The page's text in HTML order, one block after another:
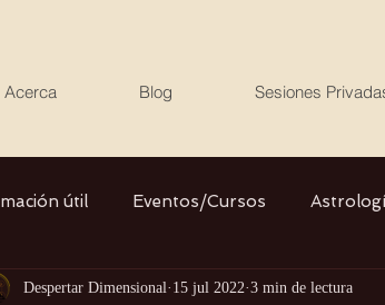
Acerca Blog Sesiones
útil Eventos/Cursos
Entrevistas Libros Cristales
Despertar Dimensional 15 jul 2022 3 min de lectura